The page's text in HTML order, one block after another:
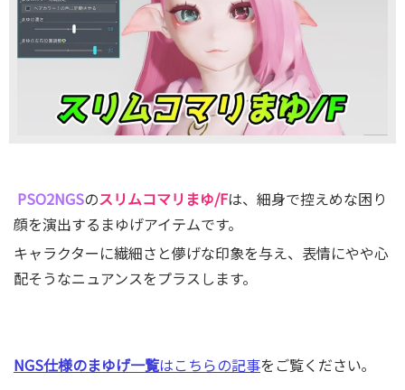
PSO2NGSのスリムコマリまゆ/Fは、細身で控えめな困り
顔を演出するまゆげアイテムです。
キャラクターに繊細さと儚げな印象を与え、表情にやや心
配そうなニュアンスをプラスします。
NGS仕様のまゆげ一覧はこちらの記事をご覧ください｡